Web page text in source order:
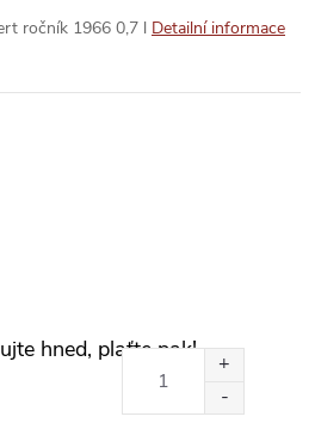
ročník 1966 0,7 l Detailní informace
hned, plaťte pak!